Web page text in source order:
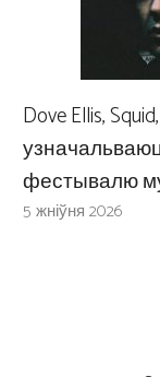
Dove Ellis,
фестывалю
5 жніўня 2026